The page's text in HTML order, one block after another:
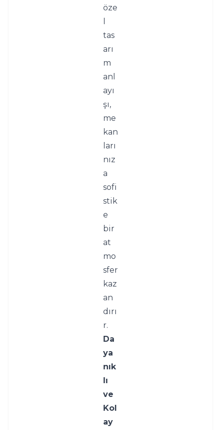
öze
tas
arı
m
anl
ayı
şı,
me
kan
ları
nız
a
sofi
stik
e
bir
at
mo
sfer
kaz
an
dırı
r.
Da
ya
nık
lı
ve
Kol
ay